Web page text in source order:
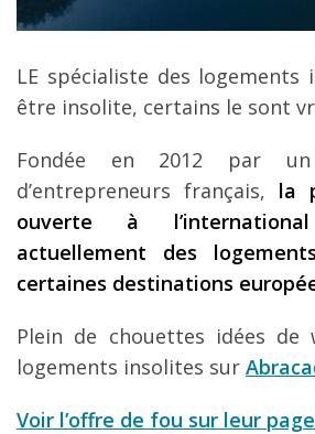
LE spécialiste des logements
être insolite, certains le sont
Fondée en 2012 par
d’entrepreneurs français, la
ouverte à
actuellement des
certaines destinations
Plein de chouettes idées de
logements insolites sur
Voir l’offre de fou sur leur